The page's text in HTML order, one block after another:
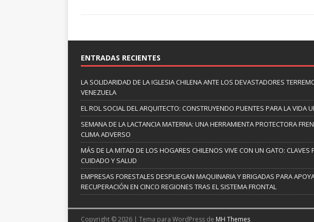
ENTRADAS RECIENTES
LA SOLIDARIDAD DE LA IGLESIA CHILENA ANTE LOS DEVASTADORES
VENEZUELA
EL ROL SOCIAL DEL ARQUITECTO: CONSTRUYENDO PUENTES PARA LA VIDA
SEMANA DE LA LACTANCIA MATERNA: UNA HERRAMIENTA PROTECTORA
CLIMA ADVERSO
MÁS DE LA MITAD DE LOS HOGARES CHILENOS VIVE CON UN GATO: CLAVES
CUIDADO Y SALUD
EMPRESAS FORESTALES DESPLIEGAN MAQUINARIA Y BRIGADAS PARA
RECUPERACIÓN EN CINCO REGIONES TRAS EL SISTEMA FRONTAL
Copyright © 2026 | Tema para WordPress de MH Themes